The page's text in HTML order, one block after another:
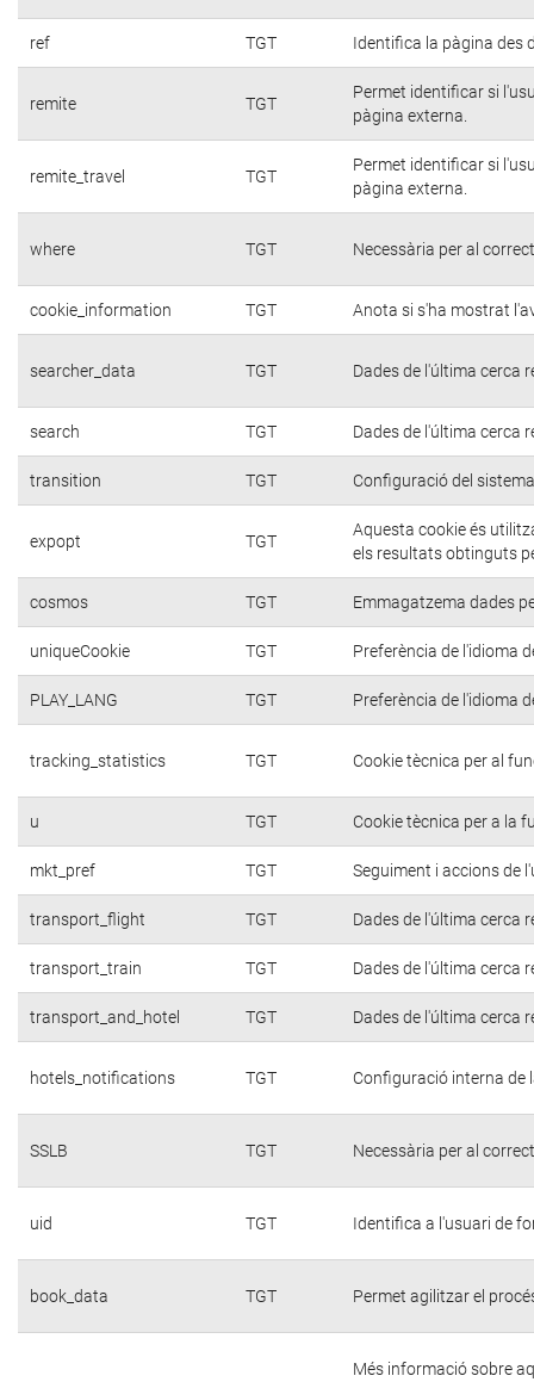
ref TGT Identifica la pàgina des
remite TGT
Permet identificar si
pàgina externa.
remite_travel TGT
Permet identificar si
pàgina externa.
where TGT Necessària per al
cookie_information TGT Anota si s'ha mostrat
searcher_data TGT Dades de l'última cerca
search TGT Dades de l'última cerca
transition TGT Configuració del
expopt TGT
Aquesta cookie és
els resultats obtinguts
cosmos TGT Emmagatzema dades
uniqueCookie TGT Preferència de l'idioma
PLAY_LANG TGT Preferència de l'idioma
tracking_statistics TGT Cookie tècnica per al
u TGT Cookie tècnica per a la
mkt_pref TGT Seguiment i accions de
transport_flight TGT Dades de l'última cerca
transport_train TGT Dades de l'última cerca
transport_and_hotel TGT Dades de l'última cerca
hotels_notifications TGT Configuració interna de
SSLB TGT Necessària per al
uid TGT Identifica a l'usuari de
book_data TGT Permet agilitzar el
Més informació sobre